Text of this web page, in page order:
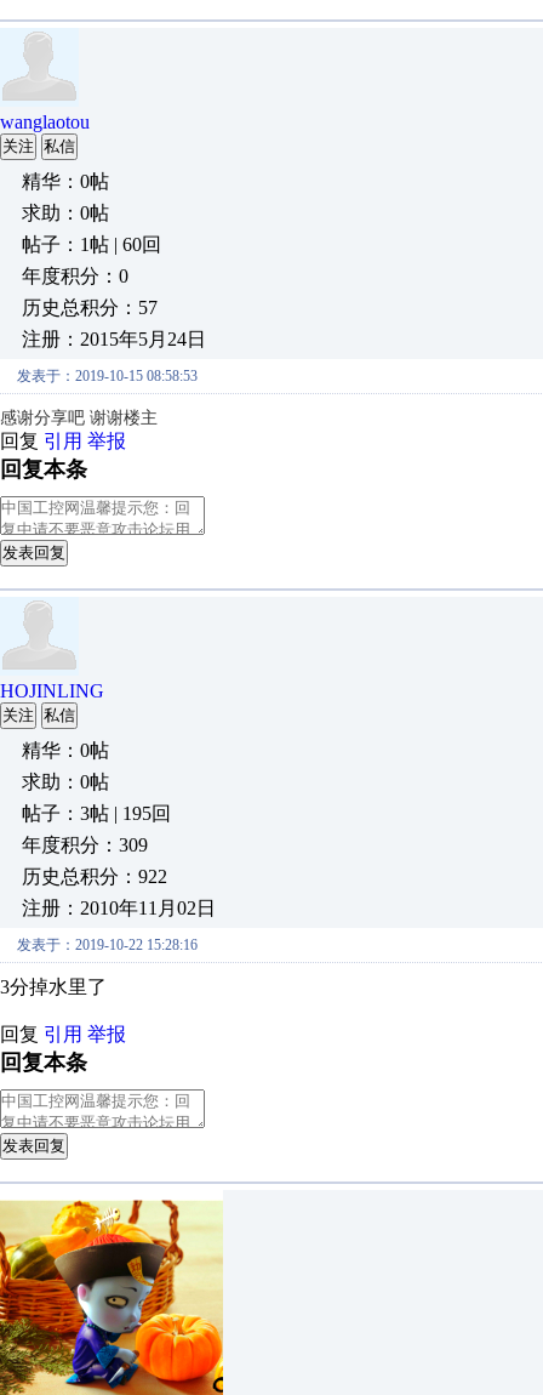
wanglaotou
关注 私信
精华：0帖
求助：0帖
帖子：1帖 | 60回
年度积分：0
历史总积分：57
注册：2015年5月24日
发表于：2019-10-15 08:58:53
感谢分享吧 谢谢楼主
回复 引用 举报
回复本条
发表回复
HOJINLING
关注 私信
精华：0帖
求助：0帖
帖子：3帖 | 195回
年度积分：309
历史总积分：922
注册：2010年11月02日
发表于：2019-10-22 15:28:16
3分掉水里了
回复 引用 举报
回复本条
发表回复